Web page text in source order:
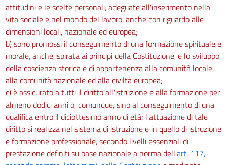
attitudini e le scelte personali, adeguate all'inserimento nella
vita sociale e nel mondo del lavoro, anche con riguardo alle
dimensioni locali, nazionale ed europea;
b) sono promossi il conseguimento di una formazione spirituale e
morale, anche ispirata ai principi della Costituzione, e lo sviluppo
della coscienza storica e di appartenenza alla comunità locale,
alla comunità nazionale ed alla civiltà europea;
c) è assicurato a tutti il diritto all'istruzione e alla formazione per
almeno dodici anni o, comunque, sino al conseguimento di una
qualifica entro il diciottesimo anno di età; l'attuazione di tale
diritto si realizza nel sistema di istruzione e in quello di istruzione
e formazione professionale, secondo livelli essenziali di
prestazione definiti su base nazionale a norma dell'art. 117,